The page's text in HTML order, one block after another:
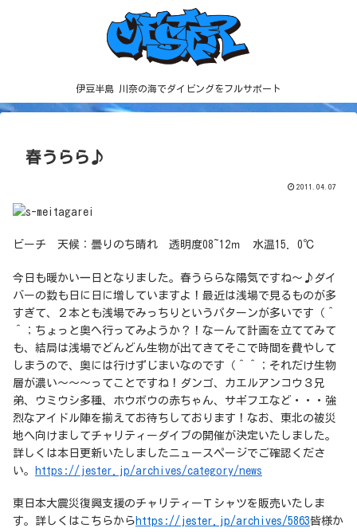
伊豆半島 川奈の海でダイビングをフルサポート
春うらら♪
2011.04.07
ビーチ 天候：曇りのち晴れ 透明度08~12ｍ 水温15．0℃
今日も暖かい一日となりました。春うららな陽気ですね～♪ダイ
バーの数も日に日に増していますよ！最近は浅場で見るものが多
すぎて、２本とも浅場でみっちりというパターンが多いです（＾
＾；ちょっと奥へ行ってみようか？！なーんて計画を立ててみて
も、結局は浅場でどんどん生物が出てきてそこで時間を費やして
しまうので、奥には行けずじまいなのです（＾＾；それだけ生物
層が濃い～～～ってことですね！ダンゴ、カエルアンコウ３兄
弟、ウミウシ多種、ホウボウの赤ちゃん、サギフエなど・・・強
烈なアイドル陣を揃えてお待ちしております！なお、東北の被災
地へ向けましてチャリティーダイブの開催が決定いたしました。
詳しくは本日更新いたしましたニュースページでご確認くださ
い。
https://jester.jp/archives/category/news
東日本大震災復興支援のチャリティーＴシャツを販売いたしま
す。詳しくはこちらから https://jester.jp/archives/5863皆様か